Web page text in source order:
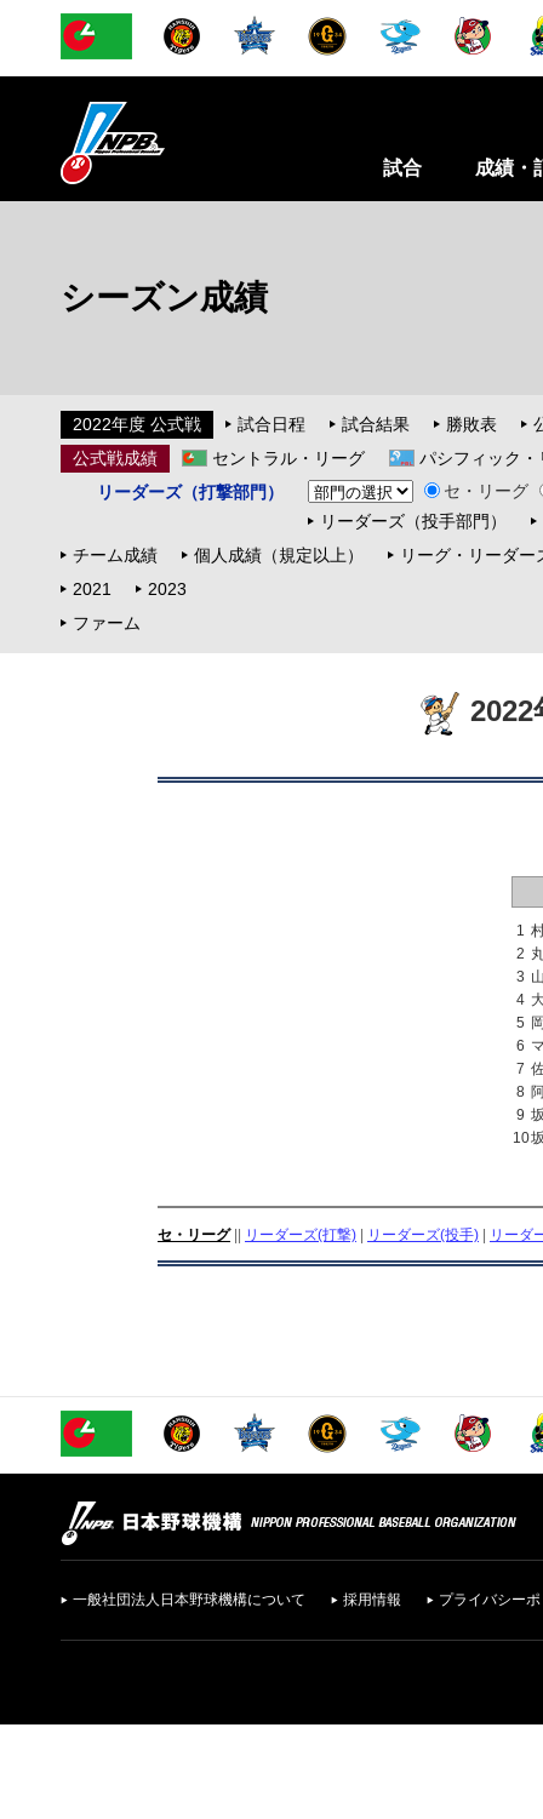
試合 成績・
シーズン成績
2022年度 公式戦 試合日程 試合結果 勝敗表
公式戦成績
セントラル・リーグ
パシフィック・
リーダーズ（打撃部門）
セ・リーグ
リーダーズ（投手部門）
チーム成績
個人成績（規定以上）
リーグ・リーダー
2021
2023
ファーム
1
2
3
4
5
6
7
8
9
10
セ・リーグ|| リーダーズ(打撃) リーダーズ(投手) リーダ
一般社団法人日本野球機構について 採用情報 プライバシー